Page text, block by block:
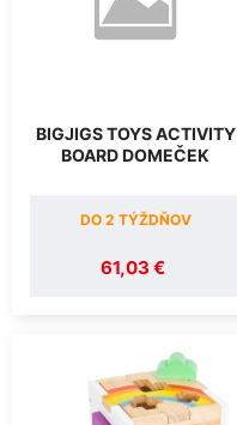
BIGJIGS TOYS ACTIVITY
BOARD DOMEČEK
61,03 €
DO 2 TÝŽDŇOV